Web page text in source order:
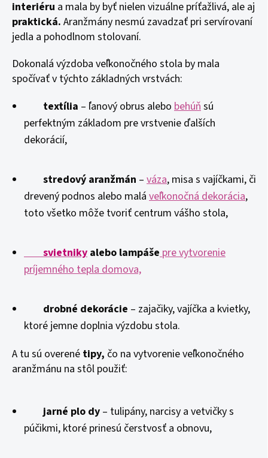
interiéru a mala by byť nielen vizuálne príťažlivá, ale aj
praktická. Aranžmány nesmú zavadzať pri servírovaní
jedla a pohodlnom stolovaní.
Dokonalá výzdoba veľkonočného stola by mala
spočívať v týchto základných vrstvách:
textília – ľanový obrus alebo behúňsú
perfektným základom pre vrstvenie ďalších
dekorácií,
stredový aranžmán – váza, misa s vajíčkami, či
drevený podnos alebo malá veľkonočná dekorácia,
toto všetko môže tvoriť centrum vášho stola,
svietniky alebo lampášepre vytvorenie
príjemného tepla domova,
drobné dekorácie – zajačiky, vajíčka a kvietky,
ktoré jemne doplnia výzdobu stola.
A tu sú overené tipy, čo na vytvorenie veľkonočného
aranžmánu na stôl použiť:
jarné plo dy – tulipány, narcisy a vetvičky s
púčikmi, ktoré prinesú čerstvosť a obnovu,